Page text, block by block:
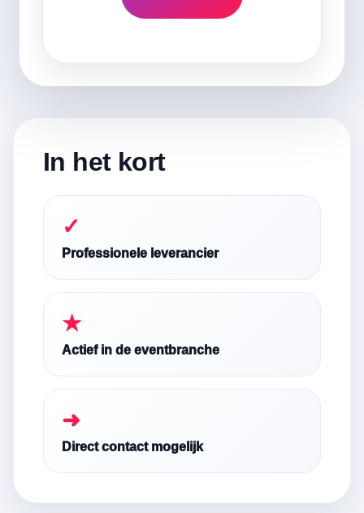
In het kort
✓
Professionele leverancier
★
Actief in de eventbranche
➜
Direct contact mogelijk